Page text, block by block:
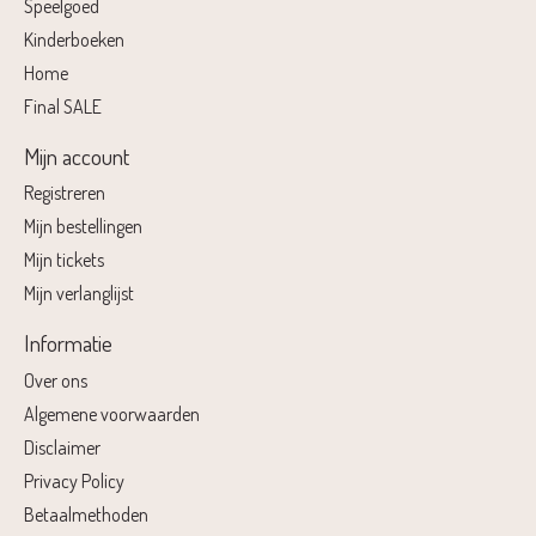
Speelgoed
Kinderboeken
Home
Final SALE
Mijn account
Registreren
Mijn bestellingen
Mijn tickets
Mijn verlanglijst
Informatie
Over ons
Algemene voorwaarden
Disclaimer
Privacy Policy
Betaalmethoden